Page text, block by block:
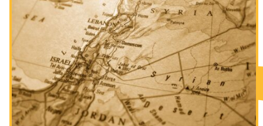
I digiuni commemorativi della distruzione del Tempio
Hanukkah